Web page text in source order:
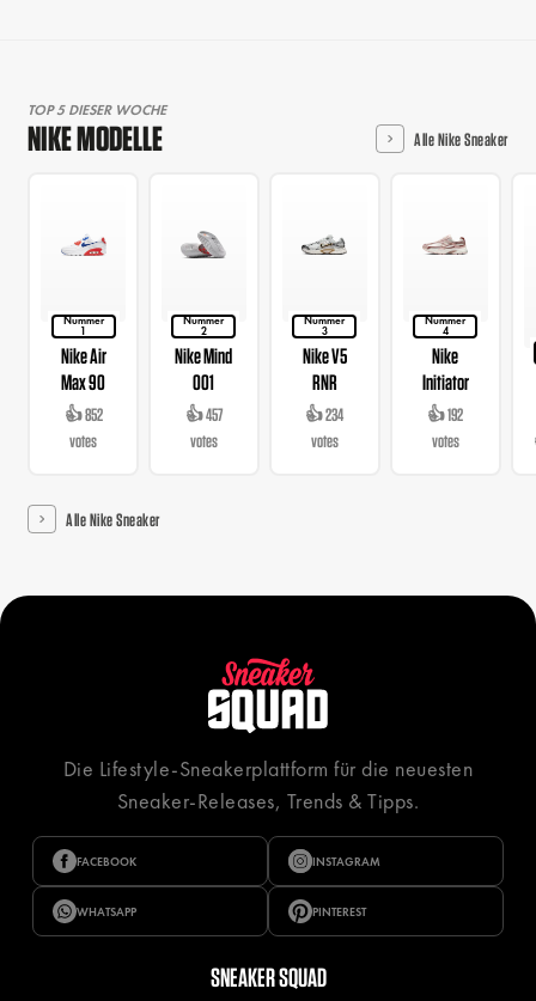
TOP 5 DIESER WOCHE
NIKE MODELLE Alle Nike Sneaker
Nummer
1
Nike Air
Max 90
👍 852
votes
Nummer
2
Nike Mind
001
👍 457
votes
Nummer
3
Nike V5
RNR
👍 234
votes
Nummer
4
Nike
Initiator
👍 192
votes
Alle Nike Sneaker
Die Lifestyle-Sneakerplattform für die neuesten
Sneaker-Releases, Trends & Tipps.
FACEBOOK INSTAGRAM
WHATSAPP PINTEREST
SNEAKER SQUAD